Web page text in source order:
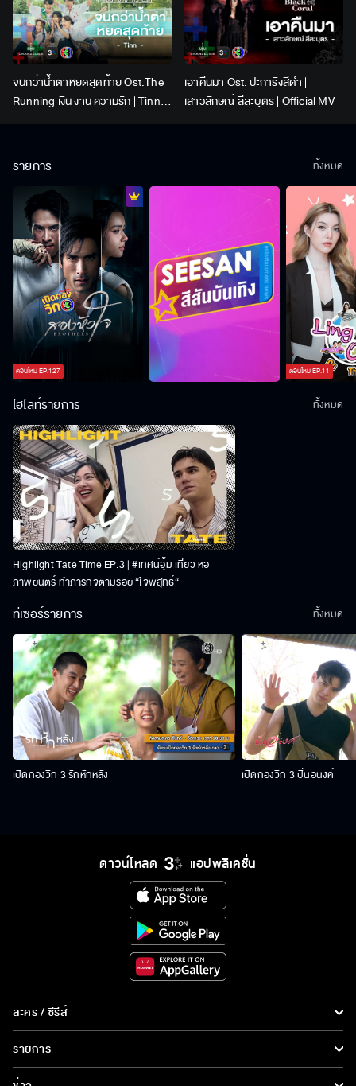
จนกว่าน้ำตาหยดสุดท้าย Ost.The
Running เงิน งาน ความรัก | Tinn |
เอาคืนมา Ost. ปะการังสีดำ |
เสาวลักษณ์ ลีละบุตร | Official MV
รายการ
ตอนใหม่EP.127 ตอนใหม่EP.11
ทั้งหมด
ไฮไลท์รายการ
Highlight Tate Time EP.3 | #เทศน์อุ้ม เที่ยว หอ
ภาพยนตร์ ทำภารกิจตามรอย “ใจพิสุทธิ์“
ทั้งหมด
ทีเซอร์รายการ
เปิดกองวิก 3 รักหักหลัง เปิดกองวิก 3 ปิ่นอนงค์
ทั้งหมด
ดาวน์โหลด แอปพลิเคชั่น
ละคร / ซีรีส์
ละคร/ซีรีส์
ซีรีส์นานาชาติ
รายการ
รายการทั้งหมด